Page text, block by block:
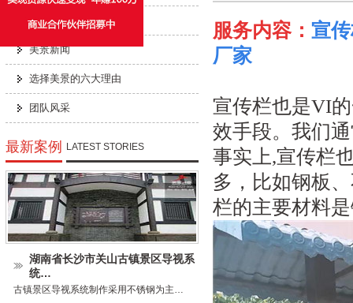
企业荣誉
美景新闻
选择美景的六大理由
团队风采
最新案例 LATEST STORIES
湖南省长沙市关山古镇景区导视系
统…
古镇景区导视系统制作采用不锈钢为主…
服务内容： 宣
厂家
宣传栏也是VI
效手段。我们
事实上,宣传栏
多，比如钢板
栏的主要材料